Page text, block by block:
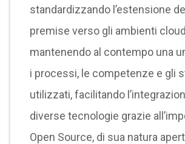
standardizzando l’estensione
premise verso gli ambienti
mantenendo al contempo una
i processi, le competenze e gli
utilizzati, facilitando
diverse tecnologie grazie
Open Source, di sua natura